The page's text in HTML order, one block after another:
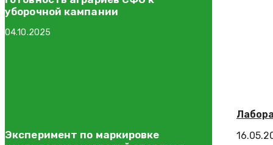
уборочной кампании
04.10.2025
Эксперимент по маркировке